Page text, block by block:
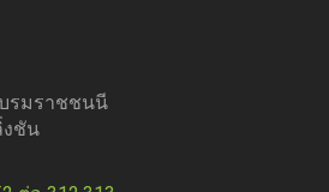
รมราชชนนี
งชัน